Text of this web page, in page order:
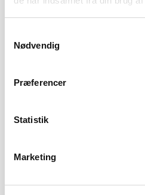
Nødvendig
Præferencer
Statistik
Marketing